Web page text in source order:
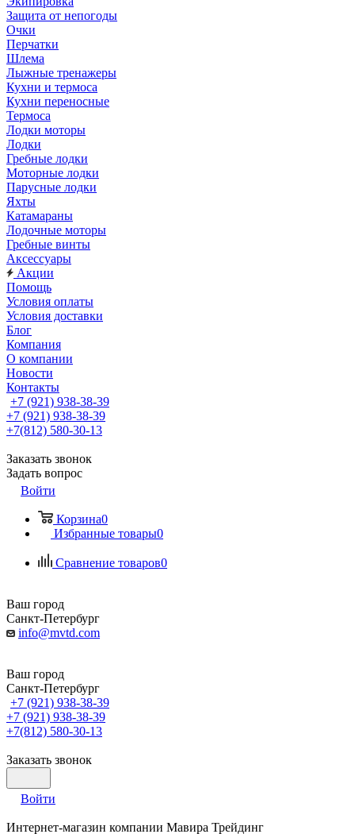
Защита от непогоды
Очки
Перчатки
Шлема
Лыжные тренажеры
Кухни и термоса
Кухни переносные
Термоса
Лодки моторы
Лодки
Гребные лодки
Моторные лодки
Парусные лодки
Яхты
Катамараны
Лодочные моторы
Гребные винты
Аксессуары
Акции
Помощь
Условия оплаты
Условия доставки
Блог
Компания
О компании
Новости
Контакты
+7 (921) 938-38-39
+7 (921) 938-38-39
+7(812) 580-30-13
Заказать звонок
Задать вопрос
Войти
Корзина0
Избранные товары0
Сравнение товаров0
Ваш город
Санкт-Петербург
info@mvtd.com
Ваш город
Санкт-Петербург
+7 (921) 938-38-39
+7 (921) 938-38-39
+7(812) 580-30-13
Заказать звонок
Войти
Интернет-магазин компании Мавира Трейдинг